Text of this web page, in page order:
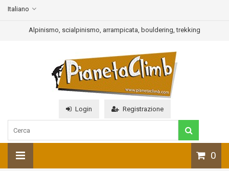
Alpinismo, scialpinismo, arrampicata, bouldering, trekking
Italiano
Login Registrazione
0